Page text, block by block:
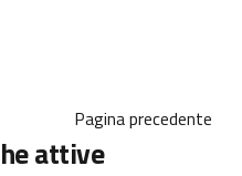
Pagina precedente
attive